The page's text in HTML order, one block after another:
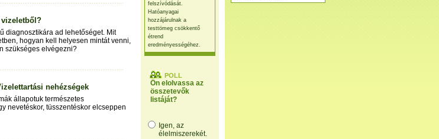
felszívódását.
Hatóanyagai
hozzájárulnak a
testtömeg csökkentő
étrend
eredményességéhez.
POLL
Ön elolvassa az
összetevők
listáját?
Igen, az
élelmiszerekét.
diagnosztikára ad lehetőséget. Mit
hogyan kell helyesen mintát venni,
szükséges elvégezni?
nehézségek
állapotuk természetes
nevetéskor, tüsszentéskor elcseppen